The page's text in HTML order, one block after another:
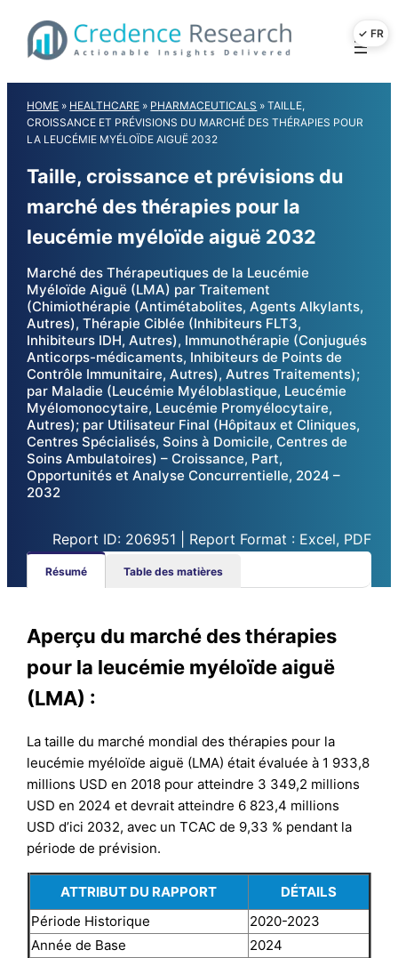
content
HOME » HEALTHCARE » PHARMACEUTICALS »TAILLE,
CROISSANCE ET PRÉVISIONS DU MARCHÉ DES THÉRAPIES POUR
LA LEUCÉMIE MYÉLOÏDE AIGUË 2032
Taille, croissance et prévisions du
marché des thérapies pour la
leucémie myéloïde aiguë 2032
Marché des Thérapeutiques de la Leucémie
Myéloïde Aiguë (LMA) par Traitement
(Chimiothérapie (Antimétabolites, Agents Alkylants,
Autres), Thérapie Ciblée (Inhibiteurs FLT3,
Inhibiteurs IDH, Autres), Immunothérapie (Conjugués
Anticorps-médicaments, Inhibiteurs de Points de
Contrôle Immunitaire, Autres), Autres Traitements);
par Maladie (Leucémie Myéloblastique, Leucémie
Myélomonocytaire, Leucémie Promyélocytaire,
Autres); par Utilisateur Final (Hôpitaux et Cliniques,
Centres Spécialisés, Soins à Domicile, Centres de
Soins Ambulatoires) – Croissance, Part,
Opportunités et Analyse Concurrentielle, 2024 –
2032
Report ID: 206951 | Report Format : Excel, PDF
Résumé Table des matières
Aperçu du marché des thérapies
pour la leucémie myéloïde aiguë
(LMA) :
La taille du marché mondial des thérapies pour la
leucémie myéloïde aiguë (LMA) était évaluée à 1 933,8
millions USD en 2018 pour atteindre 3 349,2 millions
USD en 2024 et devrait atteindre 6 823,4 millions
USD d’ici 2032, avec un TCAC de 9,33 % pendant la
période de prévision.
ATTRIBUT DU RAPPORT
DÉTAILS
Période Historique
2020-2023
Année de Base
2024